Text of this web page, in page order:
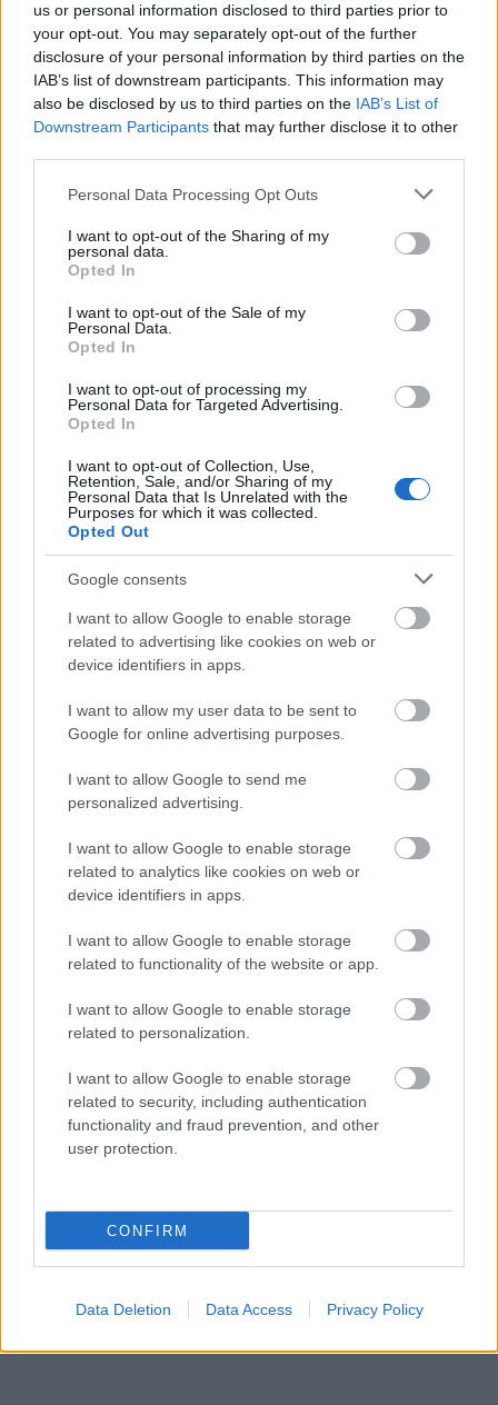
us or personal information disclosed to third parties prior to
your opt-out. You may separately opt-out of the further
disclosure of your personal information by third parties on the
IAB’s list of downstream participants. This information may
also be disclosed by us to third parties on the IAB’s List of
Downstream Participants that may further disclose it to other
Please note that this website/app uses one or more Google
not limited to your visit or usage behaviour. You may click to
grant or deny consent to Google and its third-party tags to
use your data for below specified purposes in below Google
consent section.
Personal Data Processing Opt Outs
I want to opt-out of the Sharing of my
personal data.
Opted In
I want to opt-out of the Sale of my
Personal Data.
Opted In
I want to opt-out of processing my
Personal Data for Targeted Advertising.
Opted In
I want to opt-out of Collection, Use,
Retention, Sale, and/or Sharing of my
Personal Data that Is Unrelated with the
Purposes for which it was collected.
Opted Out
Google consents
I want to allow Google to enable storage
related to advertising like cookies on web or
device identifiers in apps.
I want to allow my user data to be sent to
Google for online advertising purposes.
I want to allow Google to send me
personalized advertising.
I want to allow Google to enable storage
related to analytics like cookies on web or
device identifiers in apps.
I want to allow Google to enable storage
related to functionality of the website or app.
I want to allow Google to enable storage
related to personalization.
I want to allow Google to enable storage
related to security, including authentication
functionality and fraud prevention, and other
user protection.
CONFIRM
Data Deletion Data Access Privacy Policy
Idegesít, hogy a sztorik mindig sablonosan végződnek? Hogy a főhősnő
és a főhős a darab végén mindig csókban forr össze? Hogy már az
elején
az előre megírt színdarabokba, vedd kezedbe az irányítást!
25-én szerdán 7 órakor a Momentán társulat segítségével minden
megtörténhet a Dürer-kertben. A játékosok kreatív fantáziájának
puzzle-darabjai és a közönség javaslatai - a szerencsét és a véletlent
is segítségül hívva - egyetlen nagy történetté kovácsolódnak majd
második felvonásban új sztori kerekedik. Hogy vidám lesz vagy
szomorú,
drámai vagy akciódús, romantikus vagy ijesztő, kétszereplős
kamaradarab vagy egy nyüzsgő történelmi tabló, testközeli
Nos ezt honnan is lehetne tudni előre. Hiszen pont az a szép benne,
hogy a végeredmény mindenki együttgondolkodásából születik meg.
aznap kapott egy jó hírt, és az sem mindegy például, ki melyik lábbal
kelt fel aznap. És persze az sem, ki lesz ott. Más lesz ha ott leszel,
és más ha nem! De ha ott leszel, vállald a felelősséget:)
Játsszák: Boldoghy Borbála, Harsányi Bence, Kiskovács Attila, Molnár
Levente, Nemes Takách Kata, Simonyi Balázs, Tóth Barnabás, Várady
Zsuzsi éééés a zongoránál: Pirisi László